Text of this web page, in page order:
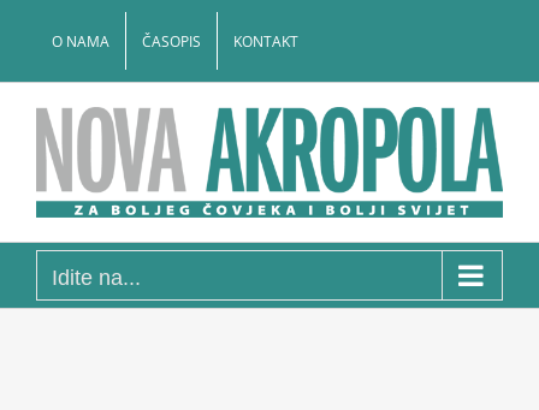
O NAMA ČASOPIS KONTAKT
Idite na...